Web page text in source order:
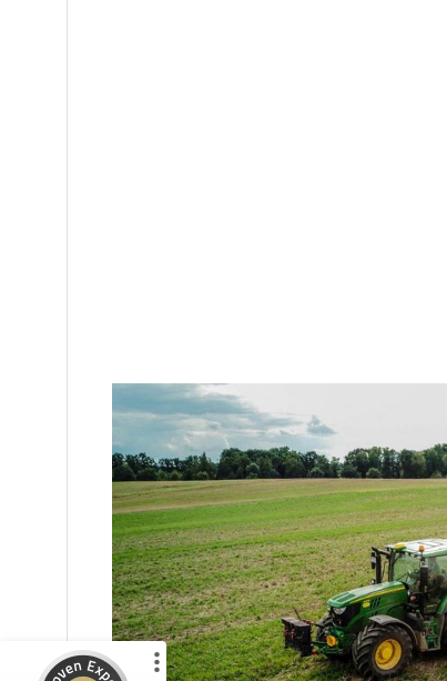
Kundenbewertungen und Erfahrungen zu
LAEND | Agentur für Agrarmarketing | Online Marketin...
100
%
Empfehlungen auf
ProvenExpert.com
SEHR GUT
5,00